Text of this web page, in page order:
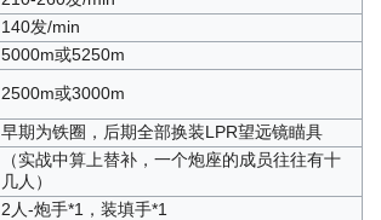
140发/min
5000m或5250m
2500m或3000m
早期为铁圈，后期全部换装LPR望远镜瞄具
（实战中算上替补，一个炮座的成员往往有十
几人）
2人-炮手*1，装填手*1